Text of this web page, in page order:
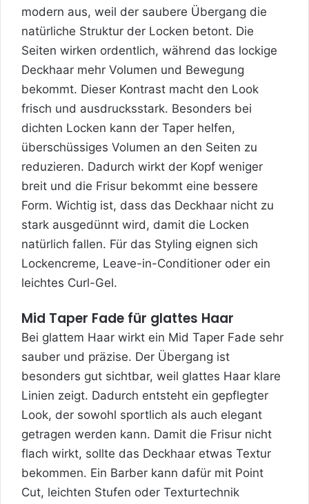
modern aus, weil der saubere Übergang die
natürliche Struktur der Locken betont. Die
Seiten wirken ordentlich, während das lockige
Deckhaar mehr Volumen und Bewegung
bekommt. Dieser Kontrast macht den Look
frisch und ausdrucksstark. Besonders bei
dichten Locken kann der Taper helfen,
überschüssiges Volumen an den Seiten zu
reduzieren. Dadurch wirkt der Kopf weniger
breit und die Frisur bekommt eine bessere
Form. Wichtig ist, dass das Deckhaar nicht zu
stark ausgedünnt wird, damit die Locken
natürlich fallen. Für das Styling eignen sich
Lockencreme, Leave-in-Conditioner oder ein
leichtes Curl-Gel.
Mid Taper Fade für glattes Haar
Bei glattem Haar wirkt ein Mid Taper Fade sehr
sauber und präzise. Der Übergang ist
besonders gut sichtbar, weil glattes Haar klare
Linien zeigt. Dadurch entsteht ein gepflegter
Look, der sowohl sportlich als auch elegant
getragen werden kann. Damit die Frisur nicht
flach wirkt, sollte das Deckhaar etwas Textur
bekommen. Ein Barber kann dafür mit Point
Cut, leichten Stufen oder Texturtechnik